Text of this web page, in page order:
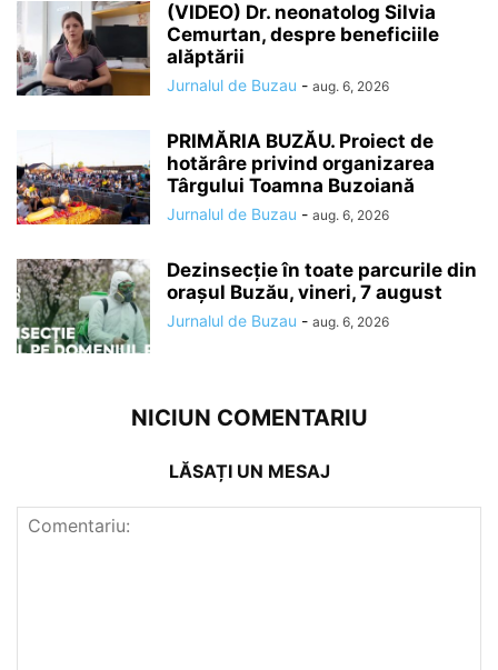
(VIDEO) Dr. neonatolog Silvia
Cemurtan, despre beneficiile
alăptării
Jurnalul de Buzau - aug. 6, 2026
PRIMĂRIA BUZĂU. Proiect de
hotărâre privind organizarea
Târgului Toamna Buzoiană
Jurnalul de Buzau - aug. 6, 2026
Dezinsecție în toate parcurile din
orașul Buzău, vineri, 7 august
Jurnalul de Buzau - aug. 6, 2026
NICIUN COMENTARIU
LĂSAȚI UN MESAJ